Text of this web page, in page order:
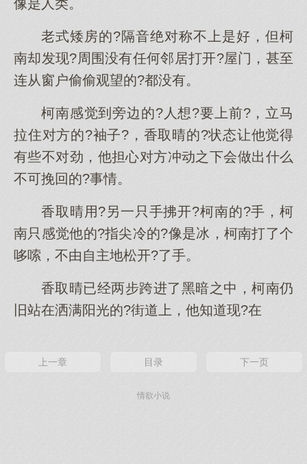
像是人类。
老式矮房的?隔音绝对称不上是好，但柯
南却发现?周围没有任何邻居打开?屋门，甚至
连从窗户偷偷观望的?都没有。
柯南感觉到旁边的?人想?要上前?，立马
拉住对方的?袖子?，香取晴的?状态让他觉得
有些不对劲，他担心对方冲动之下会做出什么
不可挽回的?事情。
香取晴用?另一只手拂开?柯南的?手，柯
南只感觉他的?指尖冷的?像是冰，柯南打了个
哆嗦，不由自主地松开?了手。
香取晴已经两步跨进了黑暗之中，柯南仍
旧站在洒满阳光的?街道上，他知道现?在
上一章 目录 下一页
情欲小说